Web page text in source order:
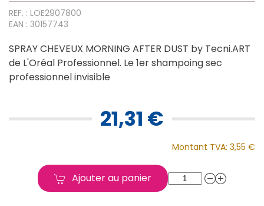
REF. : LOE2907800
EAN : 30157743
SPRAY CHEVEUX MORNING AFTER DUST by Tecni.ART
de L'Oréal Professionnel. Le 1er shampoing sec
professionnel invisible
21,31 €
Montant TVA: 3,55 €
Ajouter au panier